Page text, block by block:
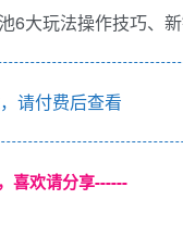
6大玩法操作技巧、
请付费后查看
喜欢请分享------